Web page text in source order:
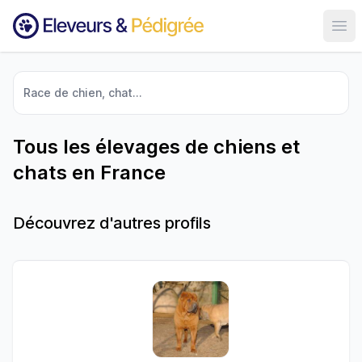
Race de chien, chat...
Tous les élevages de chiens et
chats en France
Découvrez d'autres profils